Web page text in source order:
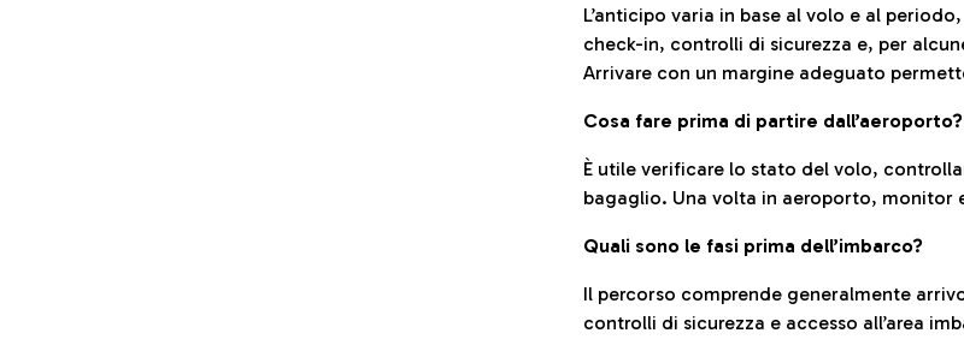
L’anticipo varia in base al volo e al
check-in, controlli di sicurezza e, per
Arrivare con un margine adeguato
Cosa fare prima di partire dall’aeroporto?
È utile verificare lo stato del volo,
bagaglio. Una volta in aeroporto, monitor
Quali sono le fasi prima dell’imbarco?
Il percorso comprende generalmente
controlli di sicurezza e accesso all’area